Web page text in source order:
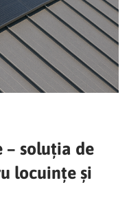
– soluția de
locuințe și